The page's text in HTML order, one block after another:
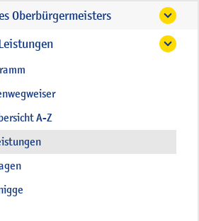
Oberbürgermeisters
A-Z